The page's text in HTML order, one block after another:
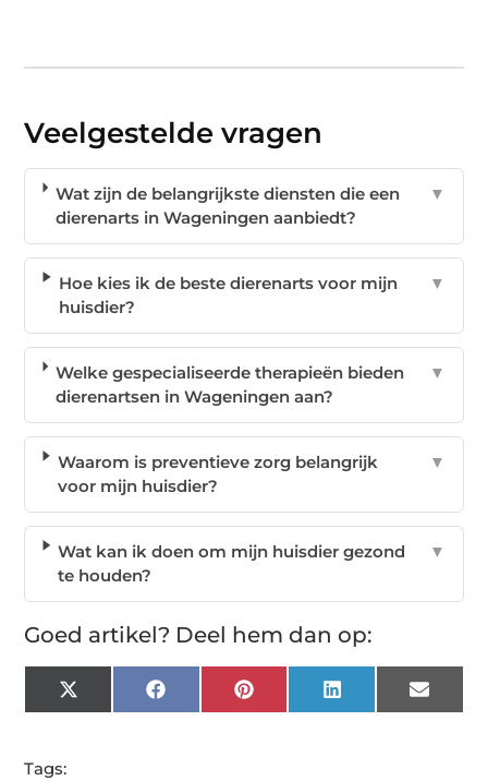
Veelgestelde vragen
Wat zijn de belangrijkste diensten die een
dierenarts in Wageningen aanbiedt?
▼
Hoe kies ik de beste dierenarts voor mijn
huisdier?
▼
Welke gespecialiseerde therapieën bieden
dierenartsen in Wageningen aan?
▼
Waarom is preventieve zorg belangrijk
voor mijn huisdier?
▼
Wat kan ik doen om mijn huisdier gezond
te houden?
▼
Goed artikel? Deel hem dan op:
X
(Twitter)
Facebook Pinterest LinkedIn Email
Tags: